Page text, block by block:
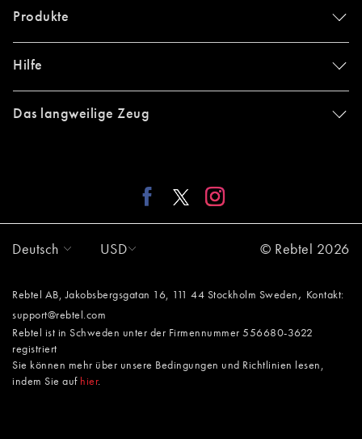
Produkte
Hilfe
Das langweilige Zeug
Deutsch USD © Rebtel 2026
Rebtel AB, Jakobsbergsgatan 16, 111 44 Stockholm Sweden ,
Kontakt:
support@rebtel.com
Rebtel ist in Schweden unter der Firmennummer 556680-3622
registriert
Sie können mehr über unsere Bedingungen und Richtlinien lesen,
indem Sie auf hier.